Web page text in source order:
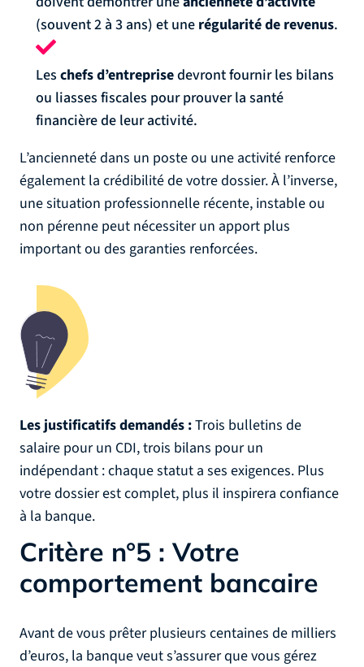
(souvent 2 à 3 ans) et une régularité de revenus.
Les chefs d’entreprisedevront fournir les bilans
ou liasses fiscales pour prouver la santé
financière de leur activité.
L’ancienneté dans un poste ou une activité renforce
également la crédibilité de votre dossier. À l’inverse,
une situation professionnelle récente, instable ou
non pérenne peut nécessiter un apport plus
important ou des garanties renforcées.
Les justificatifs demandés :Trois bulletins de
salaire pour un CDI, trois bilans pour un
indépendant : chaque statut a ses exigences. Plus
votre dossier est complet, plus il inspirera confiance
à la banque.
Critère n°5 : Votre
comportement bancaire
Avant de vous prêter plusieurs centaines de milliers
d’euros, la banque veut s’assurer que vous gérez